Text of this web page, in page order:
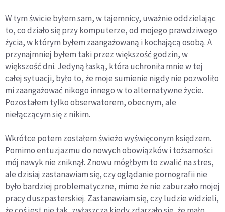
W tym świcie byłem sam, w tajemnicy, uważnie oddzielając
to, co działo się przy komputerze, od mojego prawdziwego
życia, w którym byłem zaangażowaną i kochającą osobą. A
przynajmniej byłem taki przez większość godzin, w
większość dni. Jedyną łaską, która uchroniła mnie w tej
całej sytuacji, było to, że moje sumienie nigdy nie pozwoliło
mi zaangażować nikogo innego w to alternatywne życie.
Pozostałem tylko obserwatorem, obecnym, ale
niełączącym się z nikim.
Wkrótce potem zostałem świeżo wyświęconym księdzem.
Pomimo entuzjazmu do nowych obowiązków i tożsamości
mój nawyk nie zniknął. Znowu mógłbym to zwalić na stres,
ale dzisiaj zastanawiam się, czy oglądanie pornografii nie
było bardziej problematyczne, mimo że nie zaburzało mojej
pracy duszpasterskiej. Zastanawiam się, czy ludzie widzieli,